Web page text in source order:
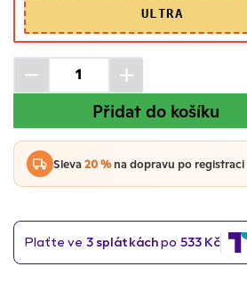
ULTRA
Přidat do košíku
Sleva20 %na dopravu po registraci